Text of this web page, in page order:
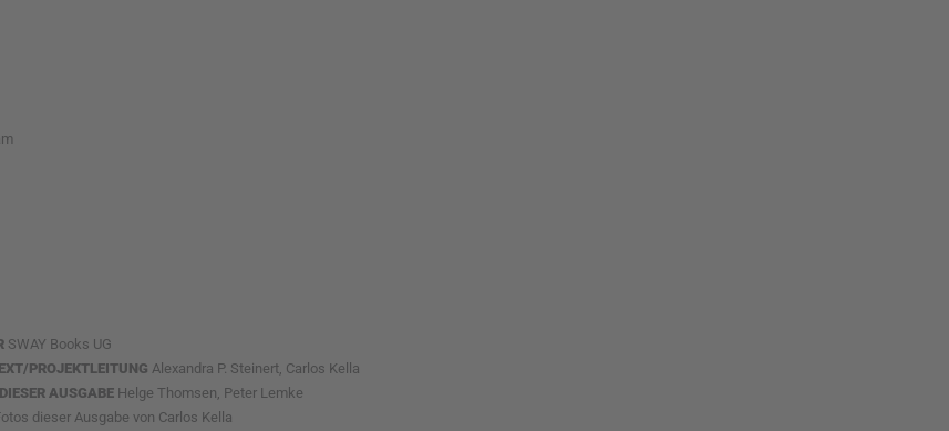
SWAY Books UG
PROJEKTLEITUNG Alexandra P. Steinert, Carlos Kella
AUSGABE Helge Thomsen, Peter Lemke
dieser Ausgabe von Carlos Kella